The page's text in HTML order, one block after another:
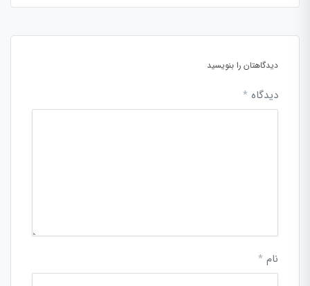
دیدگاهتان را بنویسید
دیدگاه *
نام *